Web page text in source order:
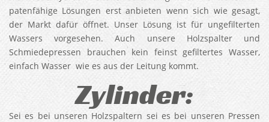
patenfähige Lösungen erst anbieten wenn sich wie gesagt,
der Markt dafür öffnet. Unser Lösung ist für ungefilterten
Wassers vorgesehen. Auch unsere Holzspalter und
Schmiedepressen brauchen kein feinst gefiltertes Wasser,
einfach Wasser wie es aus der Leitung kommt.
Zylinder:
Sei es bei unseren Holzspaltern sei es bei unseren Pressen